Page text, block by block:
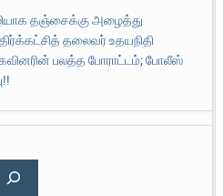
தஞ்சைக்கு அழைத்து
தலைவர் உதயநிதி
பலத்த போராட்டம்; போலீஸ்